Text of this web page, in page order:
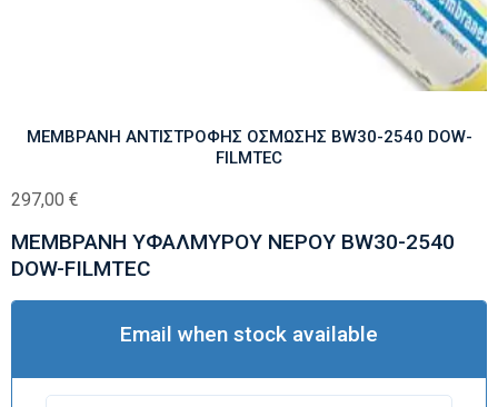
ΜΕΜΒΡΑΝΗ ΑΝΤΙΣΤΡΟΦΗΣ ΟΣΜΩΣΗΣ BW30-2540 DOW-
FILMTEC
297,00 €
ΜΕΜΒΡΑΝΗ ΥΦΑΛΜΥΡΟΥ ΝΕΡΟΥ BW30-2540
DOW-FILMTEC
Email when stock available